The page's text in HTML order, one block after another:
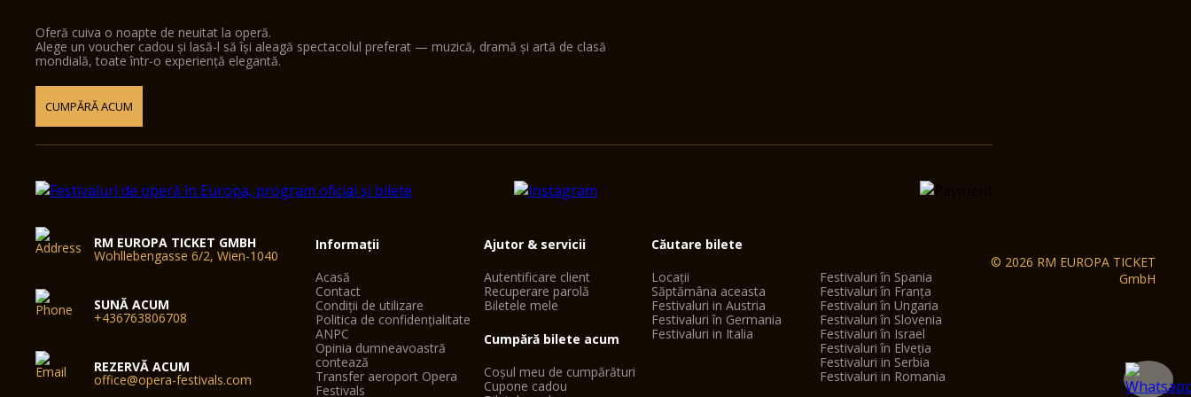
Oferă cuiva o noapte de neuitat la operă.
Alege un voucher cadou și lasă-l să își aleagă spectacolul preferat — muzică, dramă și artă de clasă
mondială, toate într-o experiență elegantă.
CUMPĂRĂ ACUM
RM EUROPA TICKET GMBH
Wohllebengasse 6/2, Wien-1040
SUNĂ ACUM
+436763806708
REZERVĂ ACUM
office@opera-festivals.com
Informații
Acasă
Contact
Condiții de utilizare
Politica de confidențialitate
ANPC
Opinia dumneavoastră
contează
Transfer aeroport Opera
Festivals
Ajutor & servicii
Autentificare client
Recuperare parolă
Biletele mele
Cumpără bilete acum
Coșul meu de cumpărături
Cupone cadou
Căutare bilete
Locații
Săptămâna aceasta
Festivaluri in Austria
Festivaluri în Germania
Festivaluri in Italia
Festivaluri în Spania
Festivaluri în Franța
Festivaluri în Ungaria
Festivaluri în Slovenia
Festivaluri în Israel
Festivaluri în Elveția
Festivaluri in Serbia
Festivaluri in Romania
© 2026 RM EUROPA TICKET
GmbH